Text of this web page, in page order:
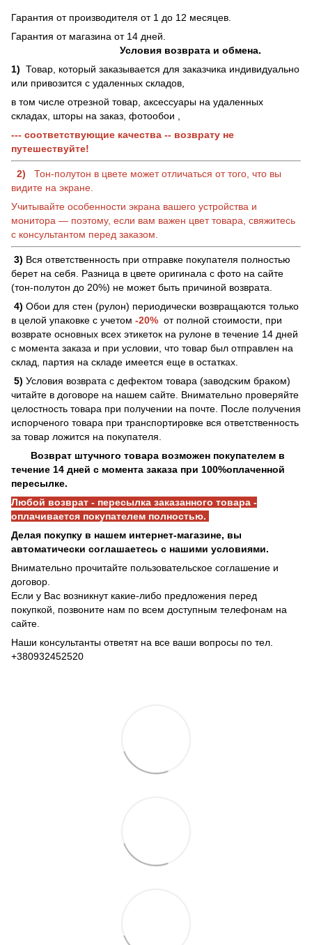
Гарантия от производителя от 1 до 12 месяцев.
Гарантия от магазина от 14 дней.
Условия возврата и обмена.
1) Товар, который заказывается для заказчика индивидуально
или привозится с удаленных складов,
в том числе отрезной товар, аксессуары на удаленных
складах, шторы на заказ, фотообои ,
--- соответствующие качества -- возврату не
путешествуйте!
2)
Тон-полутон в цвете может отличаться от того, что вы
видите на экране.
Учитывайте особенности экрана вашего устройства и
монитора — поэтому, если вам важен цвет товара, свяжитесь
с консультантом перед заказом.
3) Вся ответственность при отправке покупателя полностью
берет на себя. Разница в цвете оригинала с фото на сайте
(тон-полутон до 20%) не может быть причиной возврата.
4) Обои для стен (рулон) периодически возвращаются только
в целой упаковке с учетом -20% от полной стоимости, при
возврате основных всех этикеток на рулоне в течение 14 дней
с момента заказа и при условии, что товар был отправлен на
склад, партия на складе имеется еще в остатках.
5) Условия возврата с дефектом товара (заводским браком)
читайте в договоре на нашем сайте. Внимательно проверяйте
целостность товара при получении на почте. После получения
испорченого товара при транспортировке вся ответственность
за товар ложится на покупателя.
Возврат штучного товара возможен покупателем в
течение 14 дней с момента заказа при 100%оплаченной
пересылке.
Любой возврат - пересылка заказанного товара -
оплачивается покупателем полностью.
Делая покупку в нашем интернет-магазине, вы
автоматически соглашаетесь с нашими условиями.
Внимательно прочитайте пользовательское соглашение и
договор.
Если у Вас возникнут какие-либо предложения перед
покупкой, позвоните нам по всем доступным телефонам на
сайте.
Наши консультанты ответят на все ваши вопросы по тел.
+380932452520